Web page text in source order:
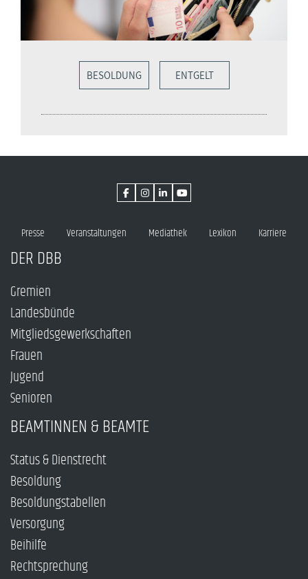
BESOLDUNG ENTGELT
Presse Veranstaltungen Mediathek Lexikon Karriere
DER DBB
Gremien
Landesbünde
Mitgliedsgewerkschaften
Frauen
Jugend
Senioren
BEAMTINNEN & BEAMTE
Status & Dienstrecht
Besoldung
Besoldungstabellen
Versorgung
Beihilfe
Rechtsprechung